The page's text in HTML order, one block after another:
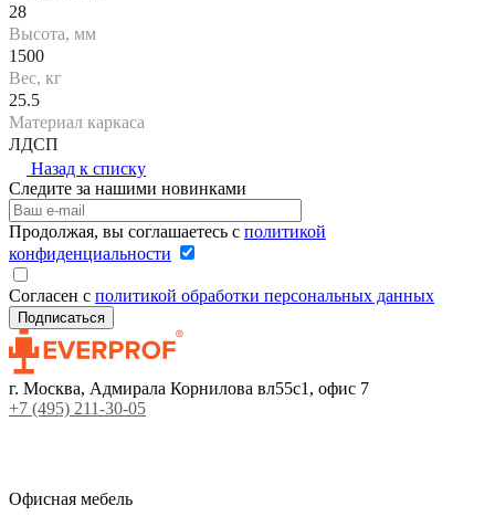
28
Высота, мм
1500
Вес, кг
25.5
Материал каркаса
ЛДСП
Назад к списку
Следите за нашими новинками
Продолжая, вы соглашаетесь с политикой
конфиденциальности
Согласен с политикой обработки персональных данных
г. Москва, Адмирала Корнилова вл55с1, офис 7
+7 (495) 211-30-05
Офисная мебель